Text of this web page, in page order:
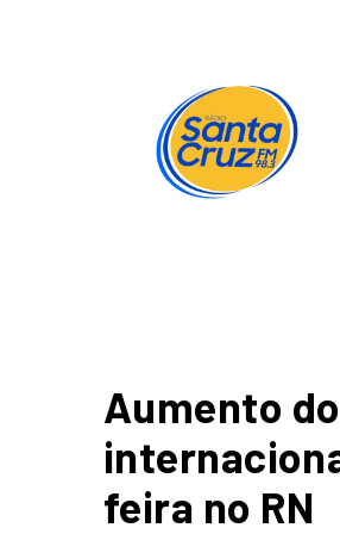
Aumento
feira no RN